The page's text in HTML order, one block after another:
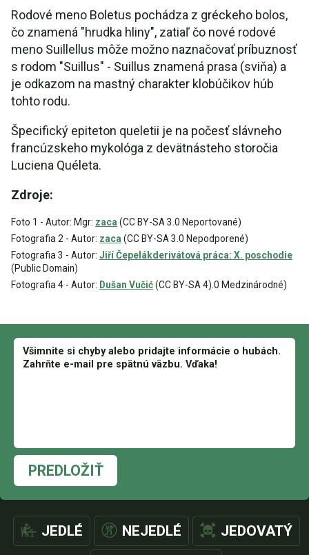
Rodové meno Boletus pochádza z gréckeho bolos,
čo znamená "hrudka hliny", zatiaľ čo nové rodové
meno Suillellus môže možno naznačovať príbuznosť
s rodom "Suillus" - Suillus znamená prasa (sviňa) a
je odkazom na mastný charakter klobúčikov húb
tohto rodu.
Špecifický epiteton queletii je na počesť slávneho
francúzskeho mykológa z devätnásteho storočia
Luciena Quéleta.
Zdroje:
Foto 1 - Autor: Mgr: zaca (CC BY-SA 3.0 Neportované)
Fotografia 2 - Autor: zaca (CC BY-SA 3.0 Nepodporené)
Fotografia 3 - Autor: Jiří Čepelákderivátová práca: X. poschodie
(Public Domain)
Fotografia 4 - Autor: Dušan Vučić(CC BY-SA 4).0 Medzinárodné)
PREDLOŽIŤ
JEDLÉ NEJEDLÉ JEDOVATÝ